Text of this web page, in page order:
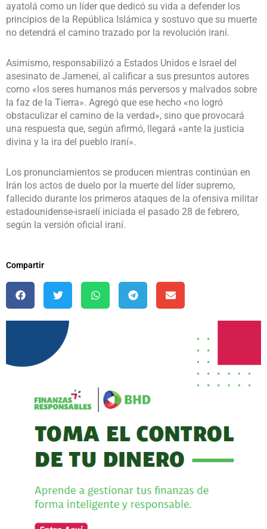
ayatolá como un líder que dedicó su vida a defender los
principios de la República Islámica y sostuvo que su muerte
no detendrá el camino trazado por la revolución iraní.
Asimismo, responsabilizó a Estados Unidos e Israel del
asesinato de Jameneí, al calificar a sus presuntos autores
como «los seres humanos más perversos y malvados sobre
la faz de la Tierra». Agregó que ese hecho «no logró
obstaculizar el camino de la verdad», sino que provocará
una respuesta que, según afirmó, llegará «ante la justicia
divina y la ira del pueblo iraní».
Los pronunciamientos se producen mientras continúan en
Irán los actos de duelo por la muerte del líder supremo,
fallecido durante los primeros ataques de la ofensiva militar
estadounidense-israelí iniciada el pasado 28 de febrero,
según la versión oficial iraní.
Compartir